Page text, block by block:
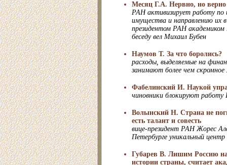
Месяц Г.А. Нервно, но верно
РАН активизирует работу по
имущества и направлению их
президентом РАН
беседу вел Михаил Бубен
Наумов Т. За что боролись?
расходы, выделяемые на
занимают более чем
Фабелинский И. Наукой
чиновники блокируют
Волынский Н. Страна не
есть талант и совесть
вице-президент РАН Жорес
Петербурге уникальный
Губарев В. Лишим Россию
истории страны, считает